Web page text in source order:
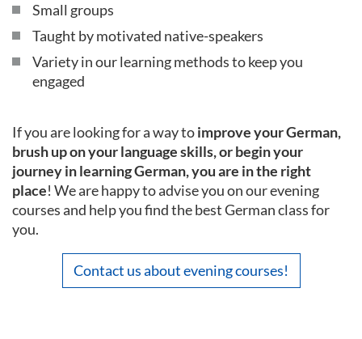
Small groups
Taught by motivated native-speakers
Variety in our learning methods to keep you
engaged
If you are looking for a way toimprove your German,
brush up on your language skills, or begin your
journey in learning German, you are in the right
place! We are happy to advise you on our evening
courses and help you find the best German class for
you.
Contact us about evening courses!